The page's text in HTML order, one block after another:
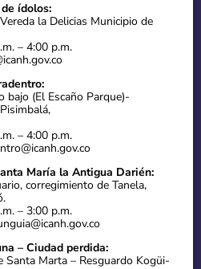
ídolos:
la Delicias Municipio de
– 4:00 p.m.
bajo (El Escaño Parque)-
– 4:00 p.m.
María la Antigua Darién:
corregimiento de Tanela,
– 3:00 p.m.
– Ciudad perdida:
Santa Marta – Resguardo Kogüi-